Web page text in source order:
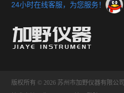
24小时在线客服，为您服务！
版权所有 © 2026 苏州市加野仪器有限公司